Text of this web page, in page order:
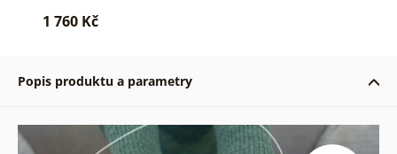
1 760 Kč
Popis produktu a parametry